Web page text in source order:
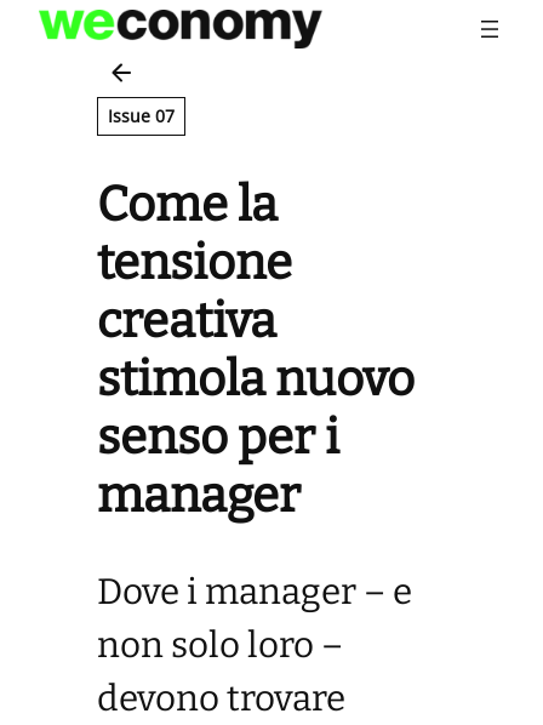
Vai
contenuto
Issue 07
Come la
tensione
creativa
stimola nuovo
senso per i
manager
Dove i manager – e
non solo loro –
devono trovare